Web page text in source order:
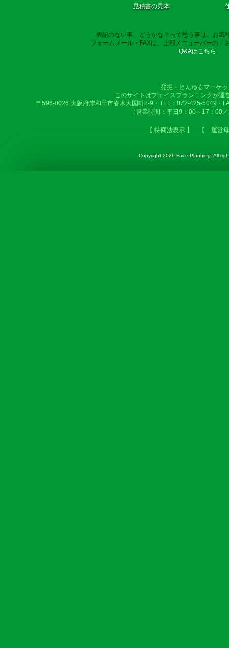
見積書の見本
表記のない事、どうかな？って思う事は、お気
フォームメール・FAXは、上部メニューバーの「
Q&Aはこちら
発掘・とんねるマーケ
このサイトはフェイスプランニングが運
〒596-0026 大阪府岸和田市春木大国町8-9・TEL：072-425-5049・
（営業時間：平日9：00～17：00
【 特商法表示 】 【 運営
Copyright 2026 Face Planning. All